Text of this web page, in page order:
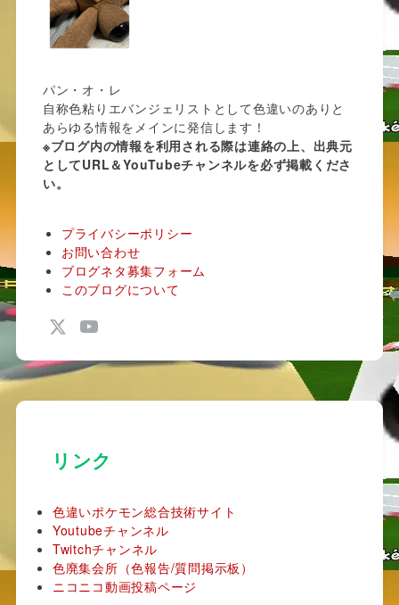
パン・オ・レ
自称色粘りエバンジェリストとして色違いのありと
あらゆる情報をメインに発信します！
※ブログ内の情報を利用される際は連絡の上、出典元
としてURL＆YouTubeチャンネルを必ず掲載くださ
い。
プライバシーポリシー
お問い合わせ
ブログネタ募集フォーム
このブログについて
リンク
色違いポケモン総合技術サイト
Youtubeチャンネル
Twitchチャンネル
色廃集会所（色報告/質問掲示板）
ニコニコ動画投稿ページ